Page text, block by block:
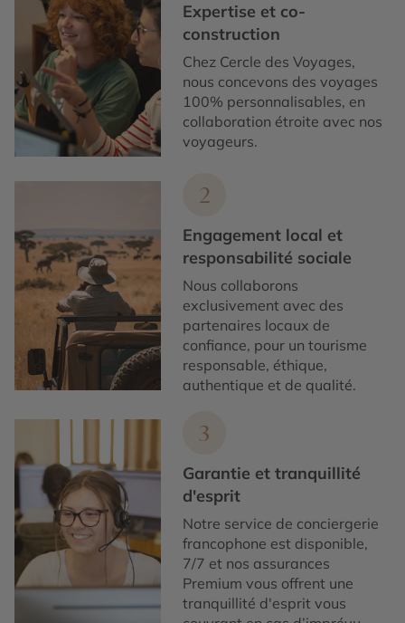
Expertise et co-
construction
Chez Cercle des Voyages,
nous concevons des voyages
100% personnalisables, en
collaboration étroite avec nos
voyageurs.
2
Engagement local et
responsabilité sociale
Nous collaborons
exclusivement avec des
partenaires locaux de
confiance, pour un tourisme
responsable, éthique,
authentique et de qualité.
3
Garantie et tranquillité
d'esprit
Notre service de conciergerie
francophone est disponible,
7/7 et nos assurances
Premium vous offrent une
tranquillité d'esprit vous